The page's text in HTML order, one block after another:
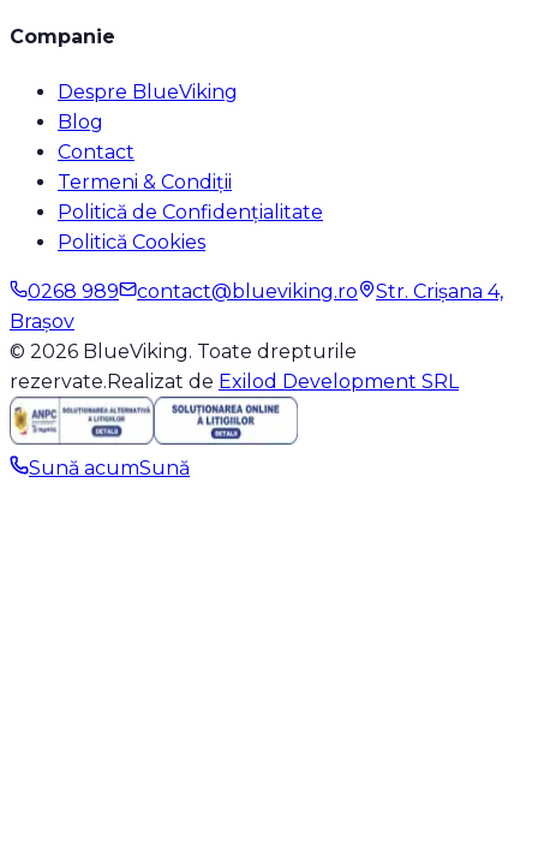
Companie
Despre BlueViking
Blog
Contact
Termeni & Condiții
Politică de Confidențialitate
Politică Cookies
0268 989 contact@blueviking.ro
Str. Crișana 4,
Brașov
© 2026 BlueViking. Toate drepturile
rezervate. Realizat de Exilod Development SRL
Sună acumSună